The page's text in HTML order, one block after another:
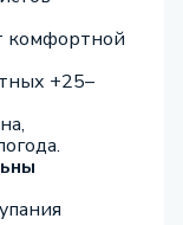
комфортной
+25–